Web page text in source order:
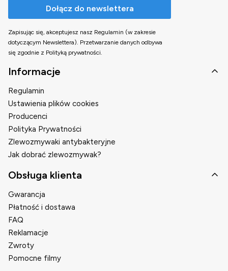
Dołącz do newslettera
Zapisując się, akceptujesz nasz Regulamin (w zakresie
dotyczącym Newslettera). Przetwarzanie danych odbywa
się zgodnie z Polityką prywatności.
Linki w stopce
Informacje
Regulamin
Ustawienia plików cookies
Producenci
Polityka Prywatności
Zlewozmywaki antybakteryjne
Jak dobrać zlewozmywak?
Obsługa klienta
Gwarancja
Płatność i dostawa
FAQ
Reklamacje
Zwroty
Pomocne filmy